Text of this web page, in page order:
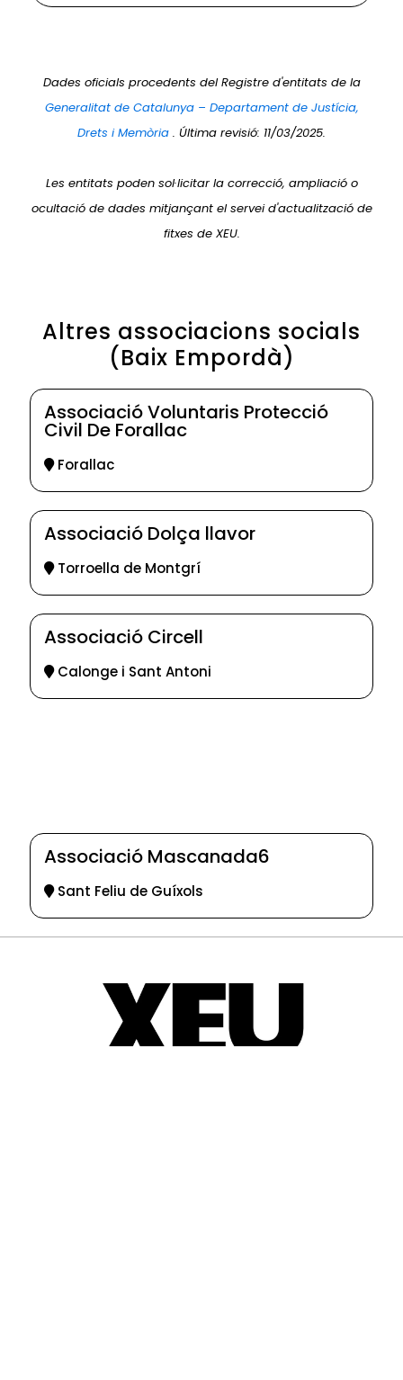
Dades oficials procedents del Registre d'entitats de la
Generalitat de Catalunya – Departament de Justícia,
Drets i Memòria . Última revisió: 11/03/2025.
Les entitats poden sol·licitar la correcció, ampliació o
ocultació de dades mitjançant el servei d'actualització de
fitxes de XEU.
Altres associacions socials
(Baix Empordà)
Associació Voluntaris Protecció
Civil De Forallac
Forallac
Associació Dolça llavor
Torroella de Montgrí
Associació Circell
Calonge i Sant Antoni
Associació Mascanada6
Sant Feliu de Guíxols